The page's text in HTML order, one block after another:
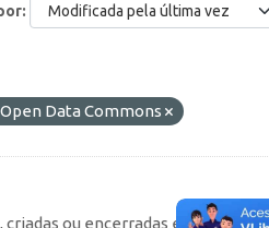
Data Commons
ou encerradas em cada